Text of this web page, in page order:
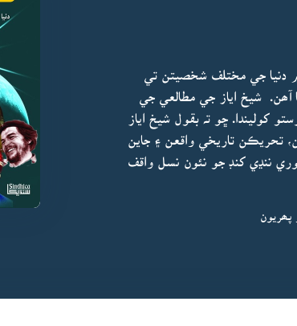
دنيا جي مختلف شخصيتن تي
آھن. شيخ اياز جي مطالعي جي
کوليندا. ڇو تہ بقول شيخ اياز
تحريڪن تاريخي واقعن ۽ جاين
ننڍي کنڊ جو نئون نسل واقف
پھريون